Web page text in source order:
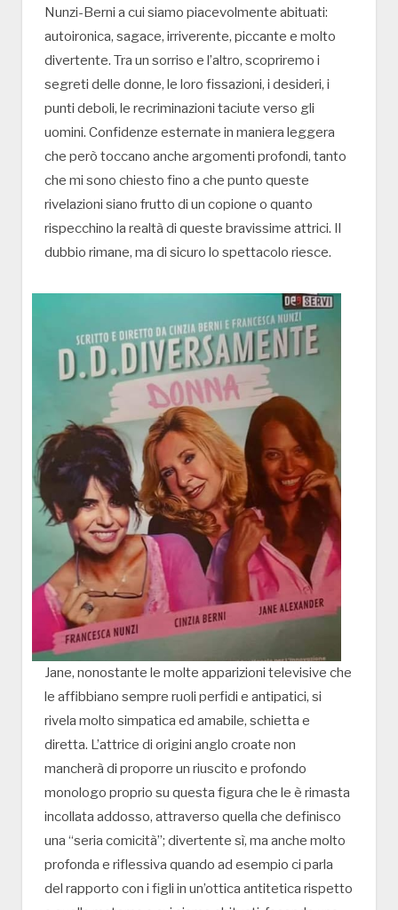
Nunzi-Berni a cui siamo piacevolmente abituati:
autoironica, sagace, irriverente, piccante e molto
divertente. Tra un sorriso e l’altro, scopriremo i
segreti delle donne, le loro fissazioni, i desideri, i
punti deboli, le recriminazioni taciute verso gli
uomini. Confidenze esternate in maniera leggera
che però toccano anche argomenti profondi, tanto
che mi sono chiesto fino a che punto queste
rivelazioni siano frutto di un copione o quanto
rispecchino la realtà di queste bravissime attrici. Il
dubbio rimane, ma di sicuro lo spettacolo riesce.
Jane, nonostante le molte apparizioni televisive che
le affibbiano sempre ruoli perfidi e antipatici, si
rivela molto simpatica ed amabile, schietta e
diretta. L’attrice di origini anglo croate non
mancherà di proporre un riuscito e profondo
monologo proprio su questa figura che le è rimasta
incollata addosso, attraverso quella che definisco
una “seria comicità”; divertente sì, ma anche molto
profonda e riflessiva quando ad esempio ci parla
del rapporto con i figli in un’ottica antitetica rispetto